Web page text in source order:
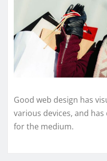
Good web design has
various devices, and
for the medium.